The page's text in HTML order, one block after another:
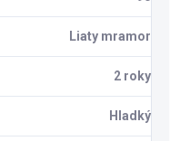
Liaty mramor
2 roky
Hladký